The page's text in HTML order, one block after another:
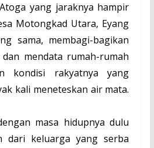
yang jaraknya hampir
Motongkad Utara, Eyang
sama, membagi-bagikan
mendata rumah-rumah
kondisi rakyatnya yang
kali meneteskan air mata.
masa hidupnya dulu
dari keluarga yang serba